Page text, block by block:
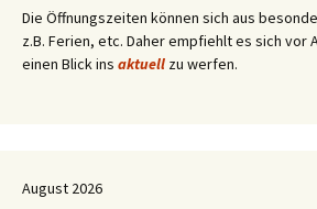
Die Öffnungszeiten können sich aus
z.B. Ferien, etc. Daher empfiehlt es sich vor
einen Blick ins aktuell zu werfen.
August 2026